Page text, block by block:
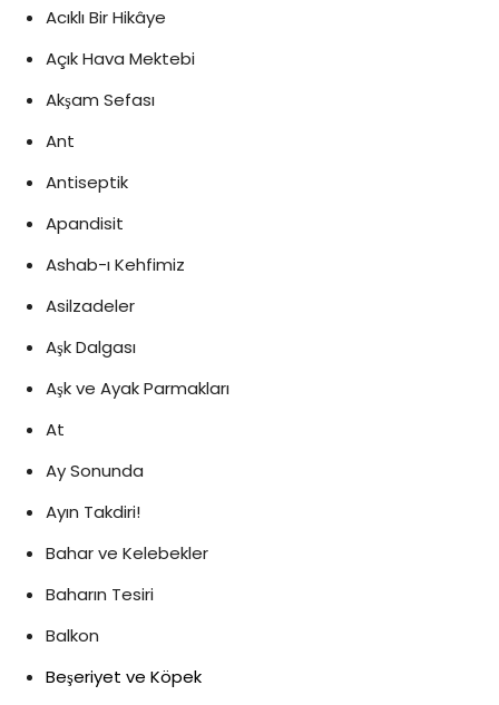
Acıklı Bir Hikâye
Açık Hava Mektebi
Akşam Sefası
Ant
Antiseptik
Apandisit
Ashab-ı Kehfimiz
Asilzadeler
Aşk Dalgası
Aşk ve Ayak Parmakları
At
Ay Sonunda
Ayın Takdiri!
Bahar ve Kelebekler
Baharın Tesiri
Balkon
Beşeriyet ve Köpek